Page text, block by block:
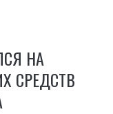
НА
СРЕДСТВ